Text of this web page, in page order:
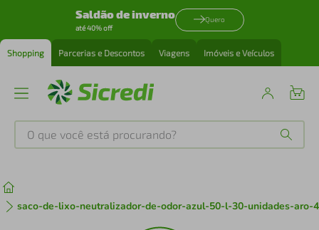
Saldão de inverno
até 40% off
Quero
Shopping Parcerias e Descontos Viagens Imóveis e Veículos
O que você está procurando?
saco-de-lixo-neutralizador-de-odor-azul-50-l-30-unidades-aro-
tenis